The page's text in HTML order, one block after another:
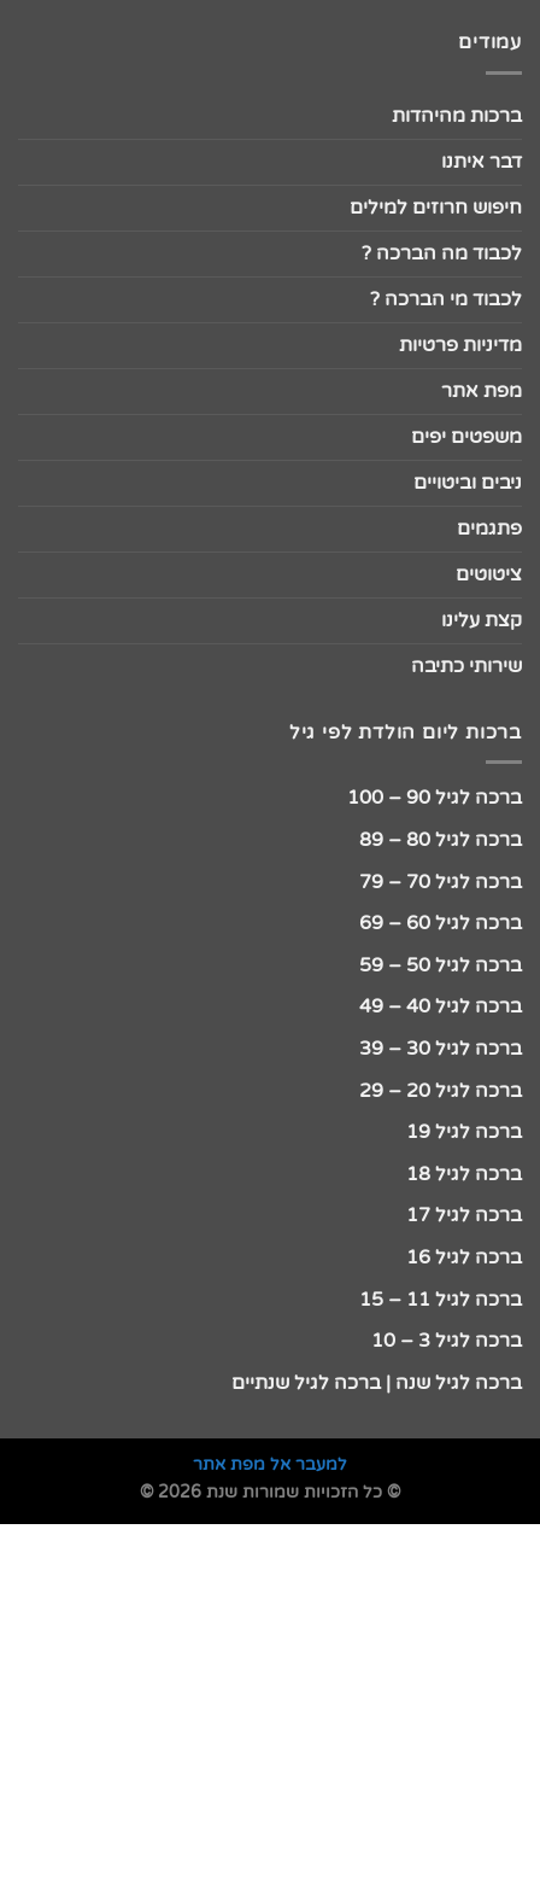
עמודים
ברכות מהיהדות
דבר איתנו
חיפוש חרוזים למילים
לכבוד מה הברכה ?
לכבוד מי הברכה ?
מדיניות פרטיות
מפת אתר
משפטים יפים
ניבים וביטויים
פתגמים
ציטוטים
קצת עלינו
שירותי כתיבה
ברכות ליום הולדת לפי גיל
ברכה לגיל 90 – 100
ברכה לגיל 80 – 89
ברכה לגיל 70 – 79
ברכה לגיל 60 – 69
ברכה לגיל 50 – 59
ברכה לגיל 40 – 49
ברכה לגיל 30 – 39
ברכה לגיל 20 – 29
ברכה לגיל 19
ברכה לגיל 18
ברכה לגיל 17
ברכה לגיל 16
ברכה לגיל 11 – 15
ברכה לגיל 3 – 10
ברכה לגיל שנה | ברכה לגיל שנתיים
למעבר אל מפת אתר
© כל הזכויות שמורות שנת 2026 ©